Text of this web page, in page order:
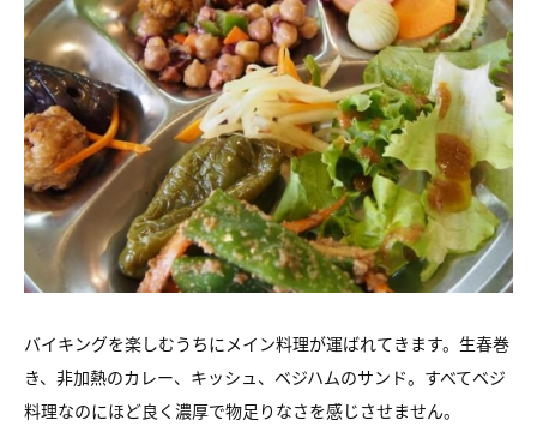
バイキングを楽しむうちにメイン料理が運ばれてきます。生春巻
き、非加熱のカレー、キッシュ、ベジハムのサンド。すべてベジ
料理なのにほど良く濃厚で物足りなさを感じさせません。